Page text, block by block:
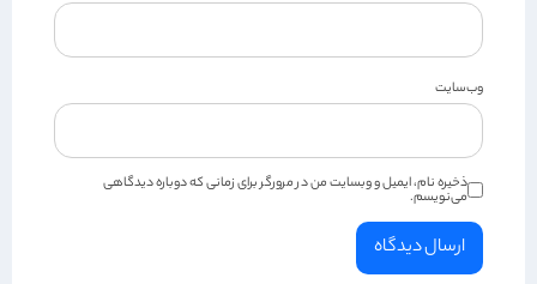
وب‌سایت
ذخیره نام، ایمیل و وبسایت من در مرورگر برای زمانی که دوباره دیدگاهی
می‌نویسم.